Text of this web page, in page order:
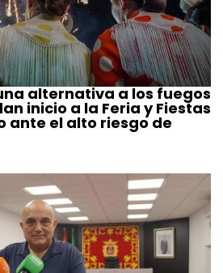
alternativa a los fuegos
inicio a la Feria y Fiestas
ante el alto riesgo de